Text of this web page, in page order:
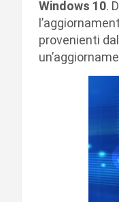
Windows 10.
provenienti